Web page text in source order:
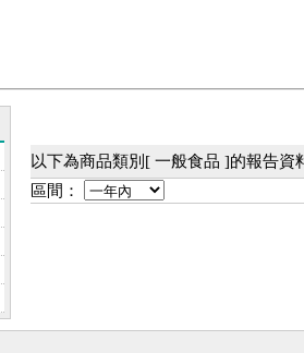
以下為商品類別[ 一般食品 ]的報告資
區間：